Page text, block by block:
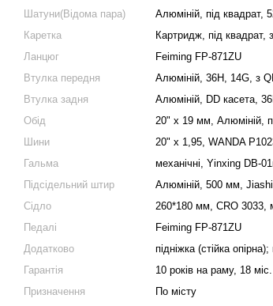
Шатуни(Відома пара)
Алюмiнiй, під квадрат,
Каретка
Картридж, під квадрат,
Ланцюг
Feiming FP-871ZU
Втулка передня
Алюмiнiй, 36H, 14G, з
Втулка задня
Алюмiнiй, DD касета,
Обід
20" х 19 мм, Алюмiнiй,
Шини
20" x 1,95, WANDA
Гальма
механічні, Yinxing DB-
Підсідельний штир
Алюмiнiй, 500 мм,
Сідло
260*180 мм, CRO 3033,
Педалі
Feiming FP-871ZU
Додатково
підніжка (стійка
Гарантія
10 років на раму, 18
Призначення
По місту